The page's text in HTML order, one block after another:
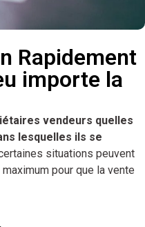
Rapidement
importe la
vendeurs quelles
lesquelles ils se
situations peuvent
pour que la vente